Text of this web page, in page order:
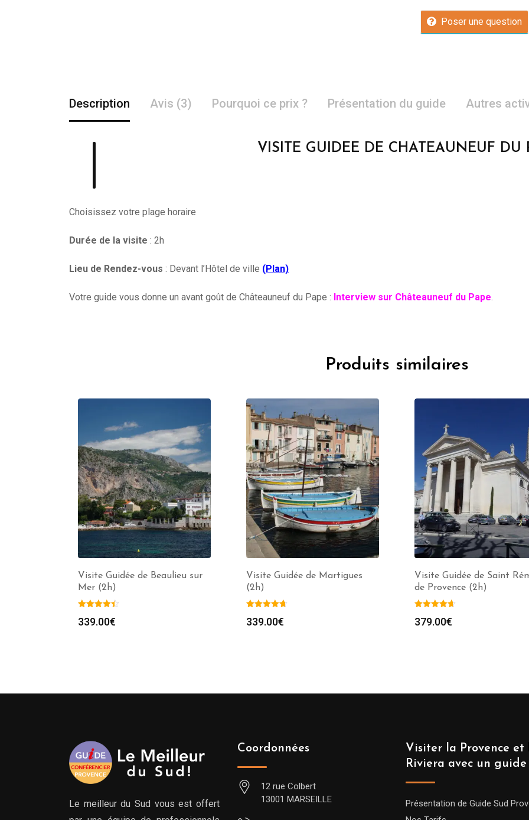
Poser une question
Description Avis (3) Pourquoi ce prix ? Présentation du guide Autres
VISITE GUIDEE DE CHATEAUNEUF DU
Choisissez votre plage horaire
Durée de la visite : 2h
Lieu de Rendez-vous : Devant l’Hôtel de ville (Plan)
Votre guide vous donne un avant goût de Châteauneuf du Pape : Interview sur Châteauneuf du Pape.
Produits similaires
Visite Guidée de Beaulieu sur
Mer (2h)
339.00€
Visite Guidée de Martigues
(2h)
339.00€
Visite Guidée de Saint
de Provence (2h)
379.00€
Le meilleur du Sud vous est offert
Coordonnées
12 rue Colbert
13001 MARSEILLE
Visiter la Provence et
Riviera avec un guide
Présentation de Guide Sud